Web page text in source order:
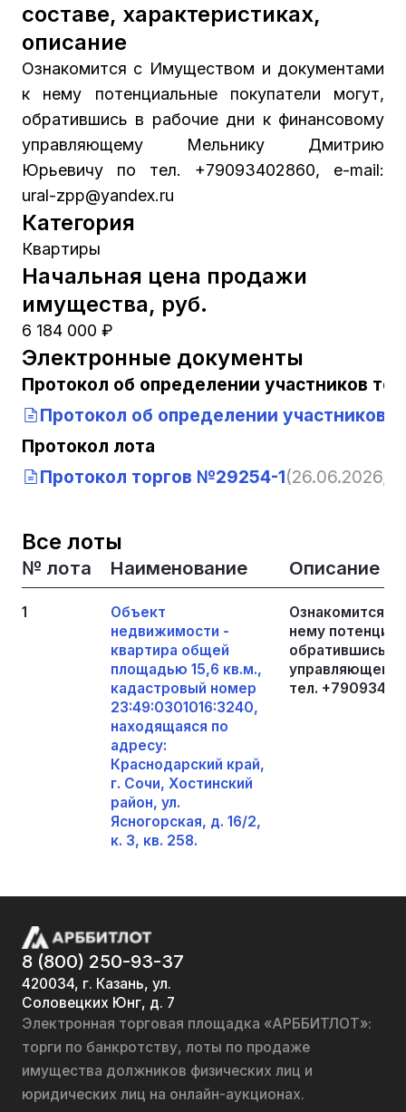
составе, характеристиках,
описание
Ознакомится с Имуществом и документами
к нему потенциальные покупатели могут,
обратившись в рабочие дни к финансовому
управляющему Мельнику Дмитрию
Юрьевичу по тел. +79093402860, e-mail:
ural-zpp@yandex.ru
Категория
Квартиры
Начальная цена продажи
имущества, руб.
6 184 000 ₽
Электронные документы
Протокол об определении участников
Протокол об определении участников
Протокол лота
Протокол торгов №29254-1(26.06.2026,
Все лоты
№ лота Наименование Описание
1
Объект
недвижимости -
квартира общей
площадью 15,6 кв.м.,
кадастровый номер
23:49:0301016:3240,
находящаяся по
адресу:
Краснодарский край,
г. Сочи, Хостинский
район, ул.
Ясногорская, д. 16/2,
к. 3, кв. 258.
Ознакомится с
нему
обратившись в
управляющему
тел.
8 (800) 250-93-37
420034, г. Казань, ул.
Соловецких Юнг, д. 7
Электронная торговая площадка «АРББИТЛОТ»:
торги по банкротству, лоты по продаже
имущества должников физических лиц и
юридических лиц на онлайн-аукционах.